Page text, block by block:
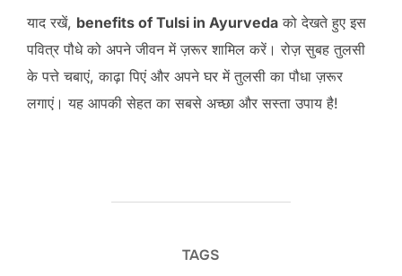
याद रखें, benefits of Tulsi in Ayurveda को देखते हुए इस
पवित्र पौधे को अपने जीवन में ज़रूर शामिल करें। रोज़ सुबह तुलसी
के पत्ते चबाएं, काढ़ा पिएं और अपने घर में तुलसी का पौधा ज़रूर
लगाएं। यह आपकी सेहत का सबसे अच्छा और सस्ता उपाय है!
TAGS